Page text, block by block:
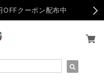
クーポン配布中